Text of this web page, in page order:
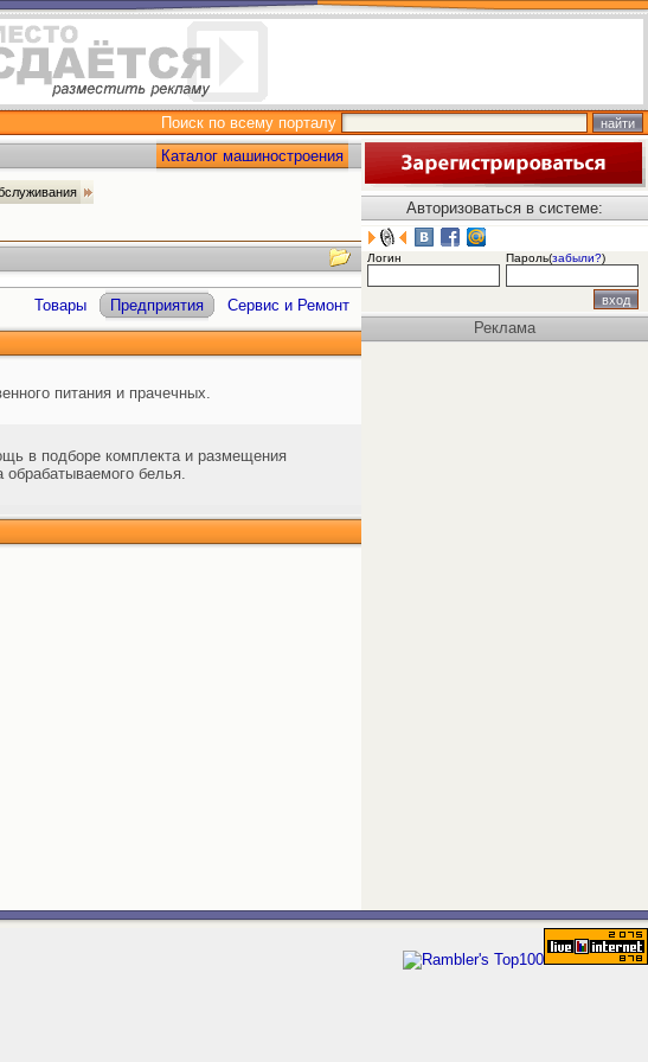
Поиск по всему порталу
Каталог машиностроения
Товары Предприятия Сервис и Ремонт
питания и прачечных.
в подборе комплекта и размещения
белья.
Авторизоваться в системе:
Логин Пароль(забыли?)
Реклама